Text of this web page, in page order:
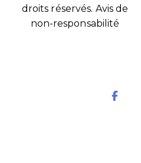
droits réservés. Avis de
non-responsabilité